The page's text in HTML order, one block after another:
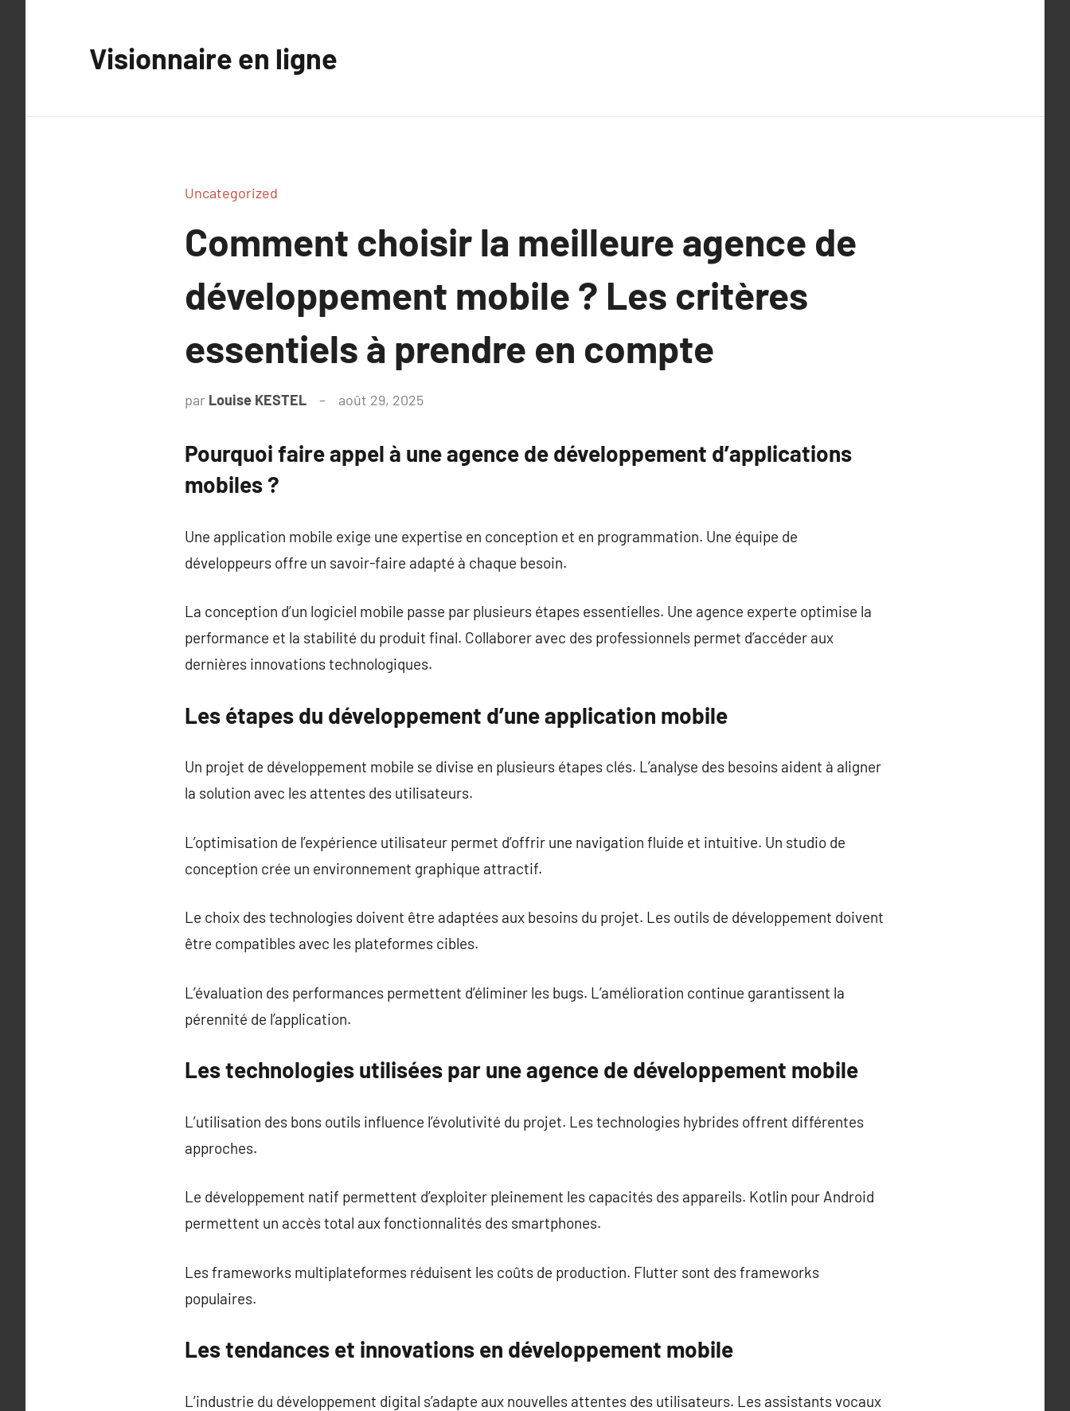
Visionnaire en ligne
Uncategorized
Comment choisir la meilleure agence de
développement mobile ? Les critères
essentiels à prendre en compte
par Louise KESTEL août 29, 2025
Pourquoi faire appel à une agence de développement d’applications
mobiles ?
Une application mobile exige une expertise en conception et en programmation. Une équipe de
développeurs offre un savoir-faire adapté à chaque besoin.
La conception d’un logiciel mobile passe par plusieurs étapes essentielles. Une agence experte optimise la
performance et la stabilité du produit final. Collaborer avec des professionnels permet d’accéder aux
dernières innovations technologiques.
Les étapes du développement d’une application mobile
Un projet de développement mobile se divise en plusieurs étapes clés. L’analyse des besoins aident à aligner
la solution avec les attentes des utilisateurs.
L’optimisation de l’expérience utilisateur permet d’offrir une navigation fluide et intuitive. Un studio de
conception crée un environnement graphique attractif.
Le choix des technologies doivent être adaptées aux besoins du projet. Les outils de développement doivent
être compatibles avec les plateformes cibles.
L’évaluation des performances permettent d’éliminer les bugs. L’amélioration continue garantissent la
pérennité de l’application.
Les technologies utilisées par une agence de développement mobile
L’utilisation des bons outils influence l’évolutivité du projet. Les technologies hybrides offrent différentes
approches.
Le développement natif permettent d’exploiter pleinement les capacités des appareils. Kotlin pour Android
permettent un accès total aux fonctionnalités des smartphones.
Les frameworks multiplateformes réduisent les coûts de production. Flutter sont des frameworks
populaires.
Les tendances et innovations en développement mobile
L’industrie du développement digital s’adapte aux nouvelles attentes des utilisateurs. Les assistants vocaux